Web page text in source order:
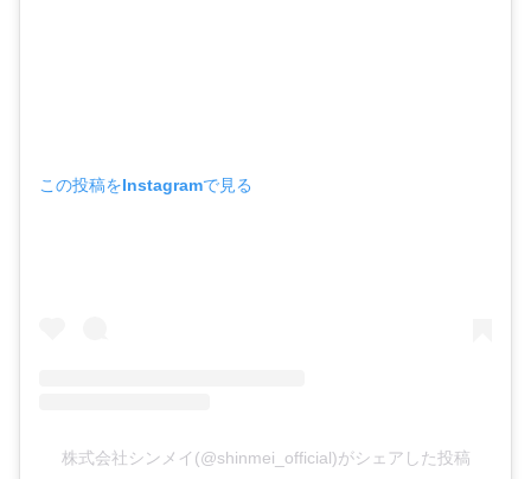
この投稿をInstagramで見る
株式会社シンメイ(@shinmei_official)がシェアした投稿